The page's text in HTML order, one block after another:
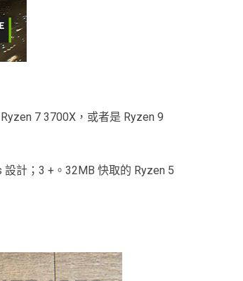
7 3700X，或者是 Ryzen 9
計；3 +。32MB 快取的 Ryzen 5